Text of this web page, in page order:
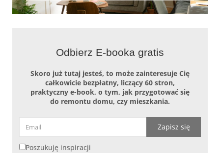
Odbierz E-booka gratis
Skoro już tutaj jesteś, to może zainteresuje Cię
całkowicie bezpłatny, liczący 60 stron,
praktyczny e-book, o tym, jak przygotować się
do remontu domu, czy mieszkania.
Zapisz się
Poszukuję inspiracji